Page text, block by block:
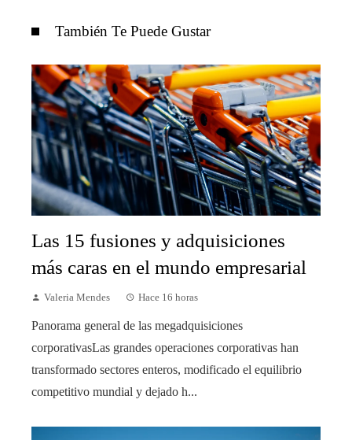
También Te Puede Gustar
Las 15 fusiones y adquisiciones
más caras en el mundo empresarial
Valeria Mendes Hace 16 horas
Panorama general de las megadquisiciones
corporativasLas grandes operaciones corporativas han
transformado sectores enteros, modificado el equilibrio
competitivo mundial y dejado h...